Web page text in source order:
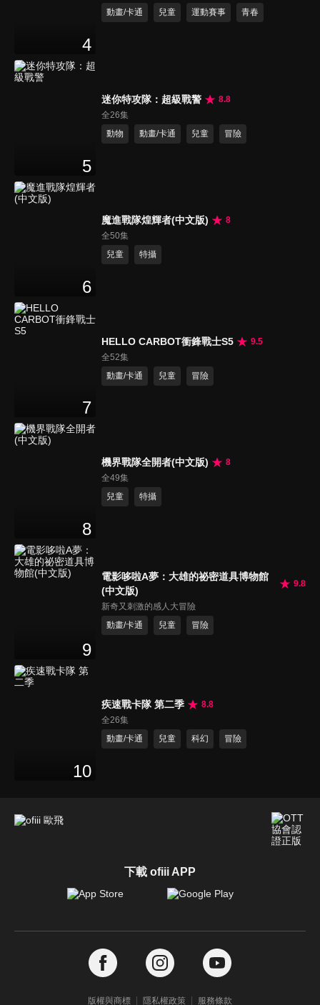
4
動畫/卡通
兒童 運動賽事 青春
5
迷你特攻隊：超級戰警
8.8
全26集
動物
動畫/卡通 兒童 冒險
6
魔進戰隊煌輝者(中文版)
8
全50集
兒童
特攝
7
HELLO CARBOT衝鋒戰士S5
9.5
全52集
動畫/卡通
兒童 冒險
8
機界戰隊全開者(中文版)
8
全49集
兒童
特攝
9
電影哆啦A夢：大雄的祕密道具博物館
(中文版)
9.8
新奇又刺激的感人大冒險
動畫/卡通
兒童 冒險
10
疾速戰卡隊 第二季
8.8
全26集
動畫/卡通
兒童 科幻 冒險
下載 ofiii APP
版權與商標 隱私權政策 服務條款